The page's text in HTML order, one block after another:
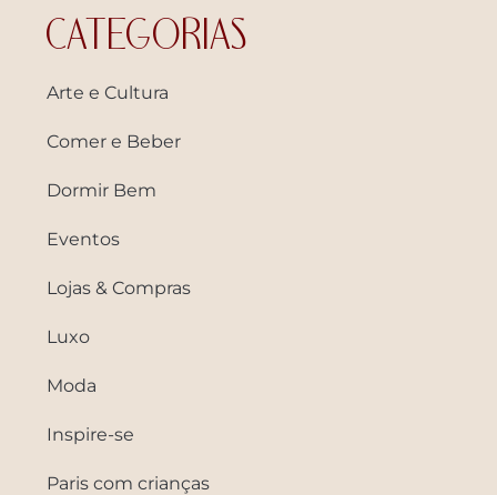
CATEGORIAS
Arte e Cultura
Comer e Beber
Dormir Bem
Eventos
Lojas & Compras
Luxo
Moda
Inspire-se
Paris com crianças